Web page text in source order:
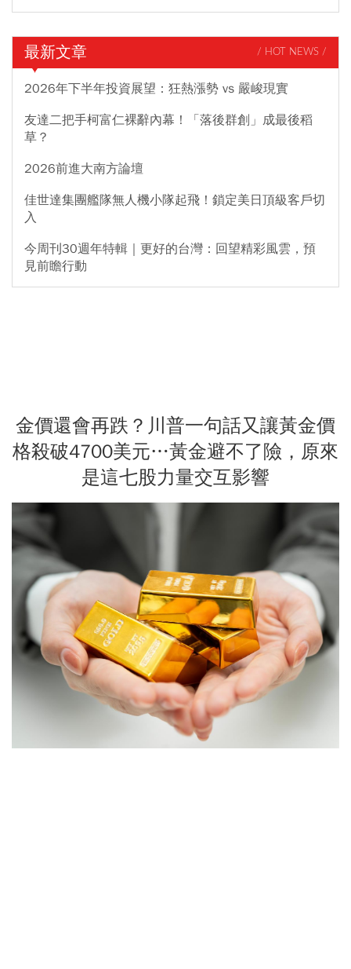
最新文章 / HOT NEWS /
2026年下半年投資展望：狂熱漲勢 vs 嚴峻現實
友達二把手柯富仁裸辭內幕！「落後群創」成最後稻
草？
2026前進大南方論壇
佳世達集團艦隊無人機小隊起飛！鎖定美日頂級客戶切
入
今周刊30週年特輯｜更好的台灣：回望精彩風雲，預
見前瞻行動
金價還會再跌？川普一句話又讓黃金價
格殺破4700美元…黃金避不了險，原來
是這七股力量交互影響